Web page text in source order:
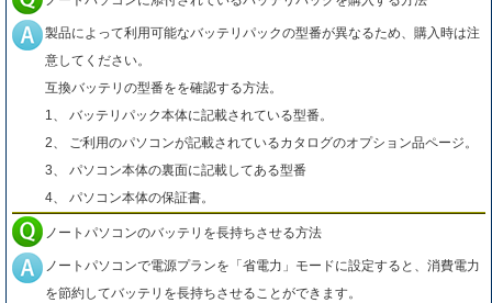
製品によって利用可能なバッテリパックの型番が異なるため、購入時は注
意してください。
互換バッテリの型番をを確認する方法。
1、 バッテリパック本体に記載されている型番。
2、 ご利用のパソコンが記載されているカタログのオプション品ページ。
3、 パソコン本体の裏面に記載してある型番
4、 パソコン本体の保証書。
ノートパソコンのバッテリを長持ちさせる方法
ノートパソコンで電源プランを「省電力」モードに設定すると、消費電力
を節約してバッテリを長持ちさせることができます。